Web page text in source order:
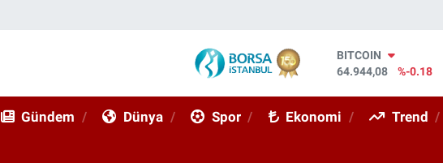
DOLAR
47,7436
%0.18
STERLİN
Gündem Dünya Spor Ekonomi Trend